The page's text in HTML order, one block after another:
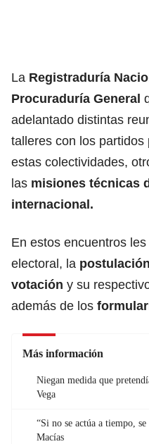
La Registraduría
Procuraduría General
adelantado distintas
talleres con los
estas colectividades,
las misiones técnicas
internacional.
En estos encuentros
electoral, la
votación y su
además de los
Más información
Niegan medida que
Vega
“Si no se actúa a tiempo,
Macías